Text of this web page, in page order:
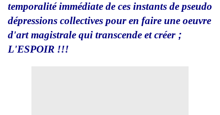
temporalité immédiate de ces instants de pseudo
dépressions collectives pour en faire une oeuvre
d'art magistrale qui transcende et créer;
L'ESPOIR !!!